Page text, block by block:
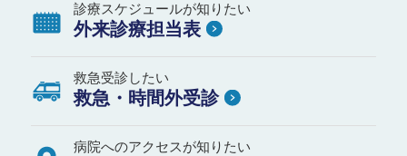
診療スケジュールが知りたい
外来診療担当表
救急受診したい
救急・時間外受診
病院へのアクセスが知りたい